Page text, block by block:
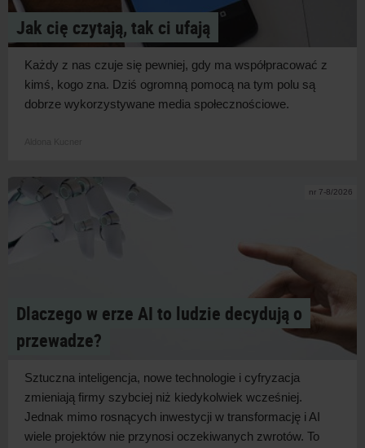
Jak cię czytają, tak ci ufają
Każdy z nas czuje się pewniej, gdy ma współpracować z
kimś, kogo zna. Dziś ogromną pomocą na tym polu są
dobrze wykorzystywane media społecznościowe.
nr 7-8/2026
Dlaczego w erze AI to ludzie decydują o
przewadze?
Sztuczna inteligencja, nowe technologie i cyfryzacja
zmieniają firmy szybciej niż kiedykolwiek wcześniej.
Jednak mimo rosnących inwestycji w transformację i AI
wiele projektów nie przynosi oczekiwanych zwrotów. To